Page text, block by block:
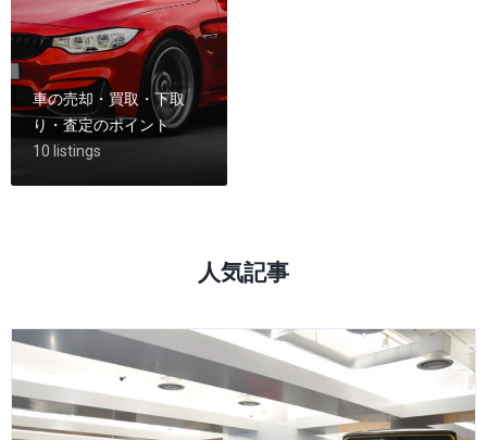
車の売却・買取・下取
り・査定のポイント
10 listings
人気記事